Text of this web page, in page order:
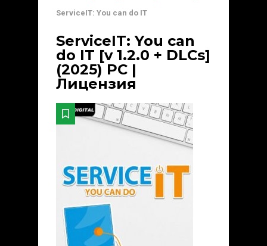
ServiceIT: You can do IT
ServiceIT: You can
do IT [v 1.2.0 + DLCs]
(2025) PC |
Лицензия